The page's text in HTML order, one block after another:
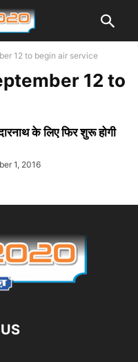
12 to begin air service
12 to
के लिए फिर शुरू होगी
1, 2016